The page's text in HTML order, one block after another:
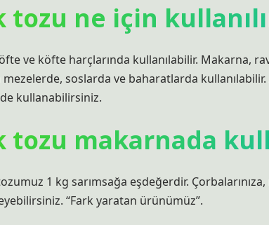
tozu ne için
ve köfte harçlarında kullanılabilir. Makarna,
soslarda ve baharatlarda
kullanabilirsiniz.
tozu makarnada
1 kg sarımsağa eşdeğerdir.
“Fark yaratan ürünümüz”.